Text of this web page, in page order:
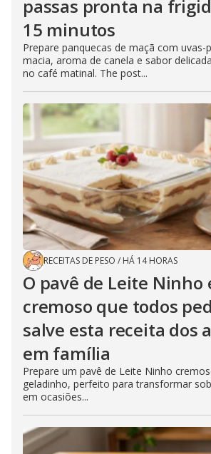
passas pronta na
15 minutos
Prepare panquecas de maçã com uvas-
macia, aroma de canela e sabor
no café matinal. The post...
RECEITAS DE PESO / HÁ 14 HORAS
O pavê de Leite Ninho
cremoso que todos
salve esta receita dos
em família
Prepare um pavê de Leite Ninho
geladinho, perfeito para transformar
em ocasiões...